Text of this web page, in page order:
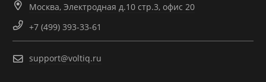
Москва, Электродная д.10 стр.3, офис 20
+7 (499) 393-33-61
support@voltiq.ru